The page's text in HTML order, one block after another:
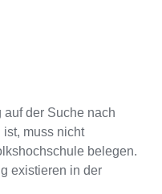
der Suche nach
muss nicht
belegen.
existieren in der